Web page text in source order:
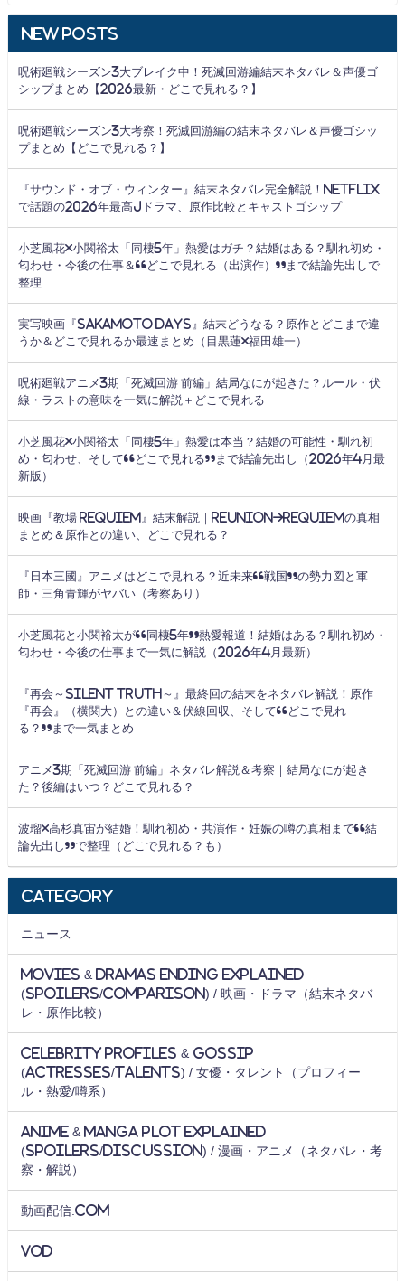
New Posts
呪術廻戦シーズン3大ブレイク中！死滅回游編結末ネタバレ＆声優ゴ
シップまとめ【2026最新・どこで見れる？】
呪術廻戦シーズン3大考察！死滅回游編の結末ネタバレ＆声優ゴシッ
プまとめ【どこで見れる？】
『サウンド・オブ・ウィンター』結末ネタバレ完全解説！Netflix
で話題の2026年最高Jドラマ、原作比較とキャストゴシップ
小芝風花×小関裕太「同棲5年」熱愛はガチ？結婚はある？馴れ初め・
匂わせ・今後の仕事＆“どこで見れる（出演作）”まで結論先出しで
整理
実写映画『SAKAMOTO DAYS』結末どうなる？原作とどこまで違
うか＆どこで見れるか最速まとめ（目黒蓮×福田雄一）
呪術廻戦アニメ3期「死滅回游 前編」結局なにが起きた？ルール・伏
線・ラストの意味を一気に解説＋どこで見れる
小芝風花×小関裕太「同棲5年」熱愛は本当？結婚の可能性・馴れ初
め・匂わせ、そして“どこで見れる”まで結論先出し（2026年4月最
新版）
映画『教場 Requiem』結末解説｜Reunion→Requiemの真相
まとめ＆原作との違い、どこで見れる？
『日本三國』アニメはどこで見れる？近未来“戦国”の勢力図と軍
師・三角青輝がヤバい（考察あり）
小芝風花と小関裕太が“同棲5年”熱愛報道！結婚はある？馴れ初め・
匂わせ・今後の仕事まで一気に解説（2026年4月最新）
『再会～Silent Truth～』最終回の結末をネタバレ解説！原作
『再会』（横関大）との違い＆伏線回収、そして“どこで見れ
る？”まで一気まとめ
アニメ3期「死滅回游 前編」ネタバレ解説＆考察｜結局なにが起き
た？後編はいつ？どこで見れる？
波瑠×高杉真宙が結婚！馴れ初め・共演作・妊娠の噂の真相まで“結
論先出し”で整理（どこで見れる？も）
Category
ニュース
Movies & Dramas Ending Explained
(Spoilers/Comparison) / 映画・ドラマ（結末ネタバ
レ・原作比較）
Celebrity Profiles & Gossip
(Actresses/Talents) / 女優・タレント（プロフィー
ル・熱愛/噂系）
Anime & Manga Plot Explained
(Spoilers/Discussion) / 漫画・アニメ（ネタバレ・考
察・解説）
動画配信.com
VOD